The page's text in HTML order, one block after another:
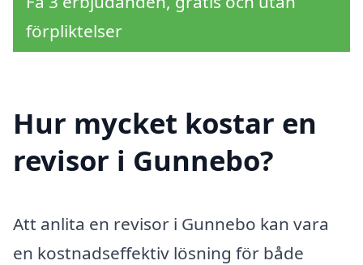
förpliktelser
Hur mycket kostar en
revisor i Gunnebo?
Att anlita en revisor i Gunnebo kan vara
en kostnadseffektiv lösning för både